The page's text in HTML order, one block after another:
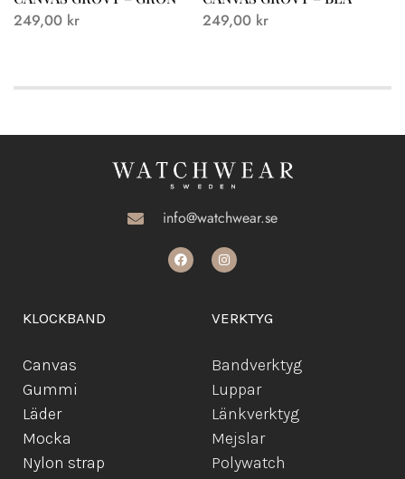
249,00 kr 249,00 kr
info@watchwear.se
KLOCKBAND
Canvas
Gummi
Läder
Mocka
Nylon strap
VERKTYG
Bandverktyg
Luppar
Länkverktyg
Mejslar
Polywatch